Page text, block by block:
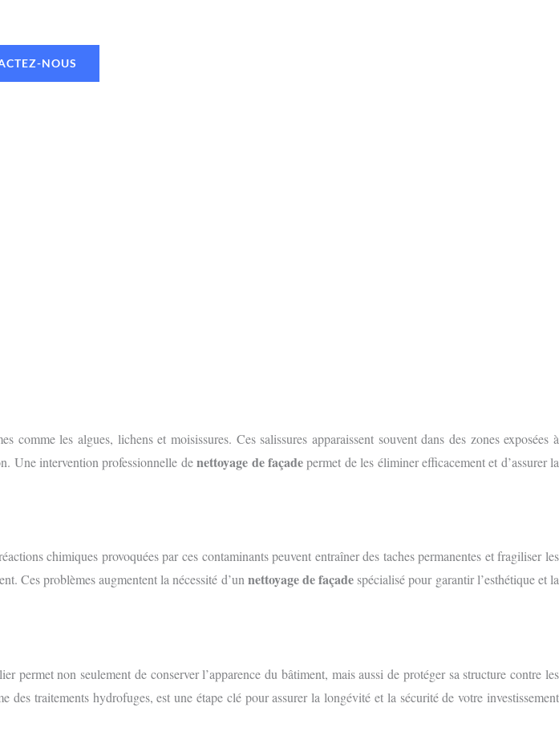
NOUS
comme les algues, lichens et moisissures. Ces salissures apparaissent souvent dans des zones exposées à
Une intervention professionnelle denettoyage de façadepermet de les éliminer efficacement et d’assurer la
chimiques provoquées par ces contaminants peuvent entraîner des taches permanentes et fragiliser les
Ces problèmes augmentent la nécessité d’unnettoyage de façade spécialisé pour garantir l’esthétique et la
permet non seulement de conserver l’apparence du bâtiment, mais aussi de protéger sa structure contre les
des traitements hydrofuges, est une étape clé pour assurer la longévité et la sécurité de votre investissement